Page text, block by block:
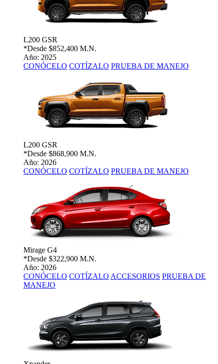
L200 GSR
*Desde $852,400 M.N.
Año: 2025
CONÓCELO COTÍZALO PRUEBA DE MANEJO
L200 GSR
*Desde $868,900 M.N.
Año: 2026
CONÓCELO COTÍZALO PRUEBA DE MANEJO
Mirage G4
*Desde $322,900 M.N.
Año: 2026
CONÓCELO COTÍZALO ACCESORIOS PRUEBA DE
MANEJO